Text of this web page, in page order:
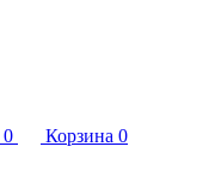
0 Корзина 0